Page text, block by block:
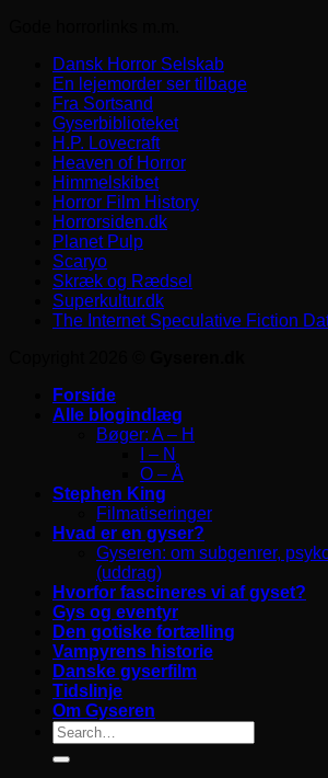
Dansk Horror Selskab
En lejemorder ser tilbage
Fra Sortsand
Gyserbiblioteket
H.P. Lovecraft
Heaven of Horror
Himmelskibet
Horror Film History
Horrorsiden.dk
Planet Pulp
Scaryo
Skræk og Rædsel
Superkultur.dk
The Internet Speculative Fiction
Forside
Alle blogindlæg
Bøger: A – H
I – N
O – Å
Stephen King
Filmatiseringer
Hvad er en gyser?
Gyseren: om subgenrer,
(uddrag)
Hvorfor fascineres vi af gyset?
Gys og eventyr
Den gotiske fortælling
Vampyrens historie
Danske gyserfilm
Tidslinje
Om Gyseren